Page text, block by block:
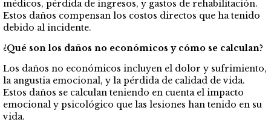
médicos, pérdida de ingresos, y gastos de rehabilitación.
Estos daños compensan los costos directos que ha tenido
debido al incidente.
¿Qué son los daños no económicos y cómo se calculan?
Los daños no económicos incluyen el dolor y sufrimiento,
la angustia emocional, y la pérdida de calidad de vida.
Estos daños se calculan teniendo en cuenta el impacto
emocional y psicológico que las lesiones han tenido en su
vida.